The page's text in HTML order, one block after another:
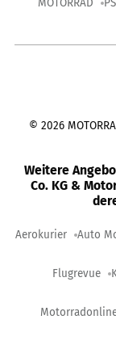
MOTORRAD PS
© 2026
Weitere
Co. KG &
Aerokurier Auto
Flugrevue